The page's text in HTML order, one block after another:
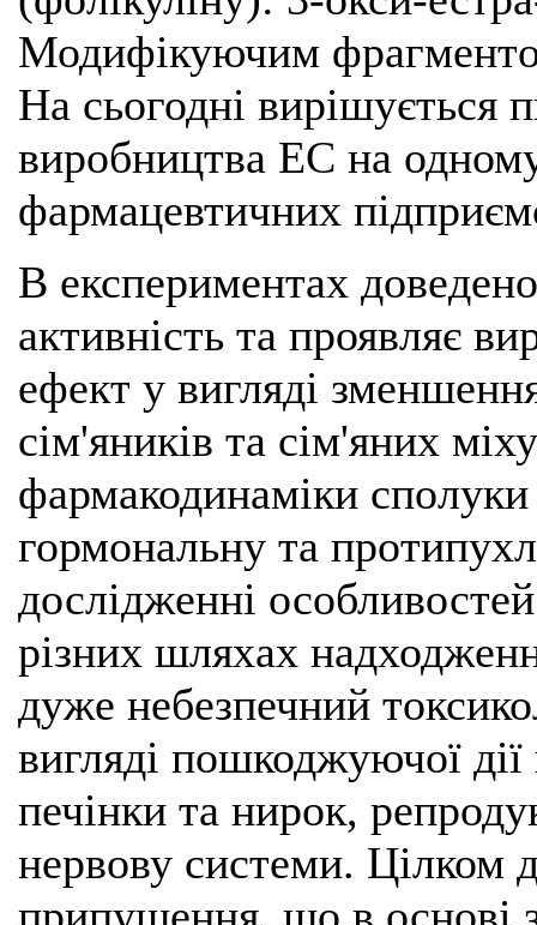
Модифікуючим
На сьогодні вирішується
виробництва ЕС на
фармацевтичних
В експериментах
активність та проявляє
ефект у вигляді
сім'яників та сім'яних
фармакодинаміки сполуки
гормональну та
дослідженні
різних шляхах
дуже небезпечний
вигляді пошкоджуючої
печінки та нирок,
нервову системи. Цілком